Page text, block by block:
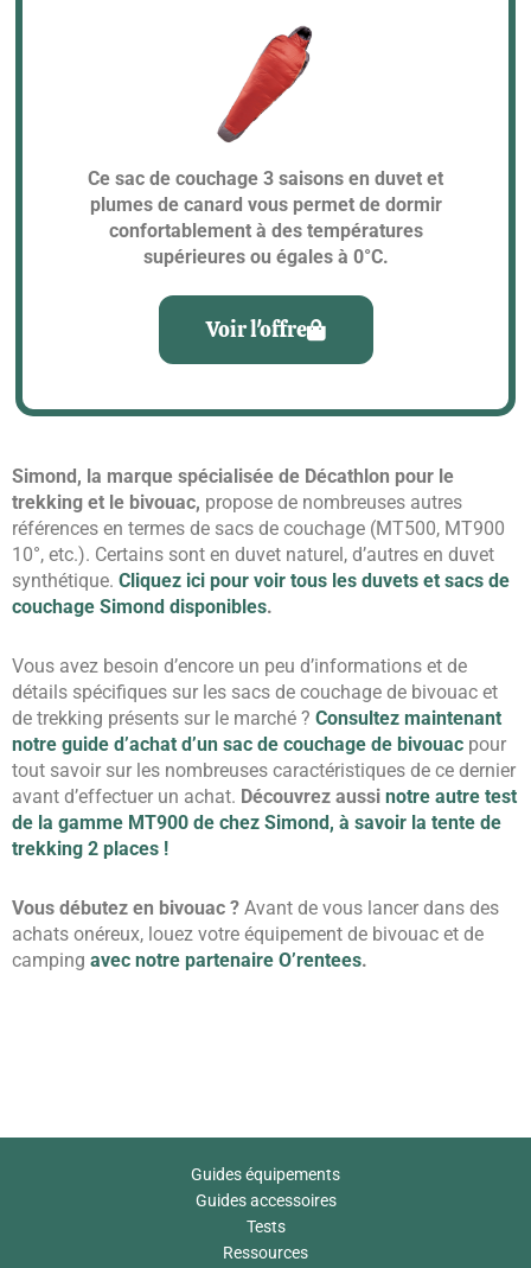
Ce sac de couchage 3 saisons en duvet et
plumes de canard vous permet de dormir
confortablement à des températures
supérieures ou égales à 0°C.
Voir l'offre
Simond, la marque spécialisée de Décathlon pour le
trekking et le bivouac, propose de nombreuses autres
références en termes de sacs de couchage (MT500, MT900
10°, etc.). Certains sont en duvet naturel, d’autres en duvet
synthétique. Cliquez ici pour voir tous les duvets et sacs de
couchage Simond disponibles.
Vous avez besoin d’encore un peu d’informations et de
détails spécifiques sur les sacs de couchage de bivouac et
de trekking présents sur le marché ? Consultez maintenant
notre guide d’achat d’un sac de couchage de bivouac pour
tout savoir sur les nombreuses caractéristiques de ce dernier
avant d’effectuer un achat. Découvrez aussi notre autre test
de la gamme MT900 de chez Simond, à savoir la tente de
trekking 2 places !
Vous débutez en bivouac ? Avant de vous lancer dans des
achats onéreux, louez votre équipement de bivouac et de
camping avec notre partenaire O’rentees.
Guides équipements
Guides accessoires
Tests
Ressources